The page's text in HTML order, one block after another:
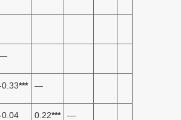
0.33*** —
0.04 0.22*** —